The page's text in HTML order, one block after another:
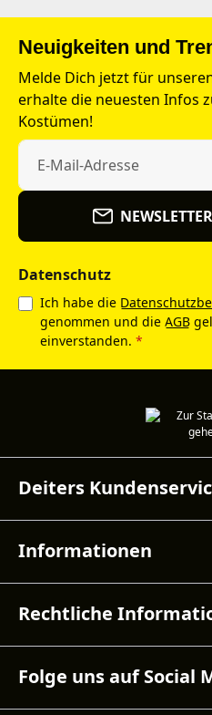
Neuigkeiten und
Melde Dich jetzt für
erhalte die neuesten Infos
Kostümen!
Datenschutz
Ich habe die
genommen und die AGB
einverstanden. *
Deiters
Informationen
Rechtliche
Folge uns auf Social